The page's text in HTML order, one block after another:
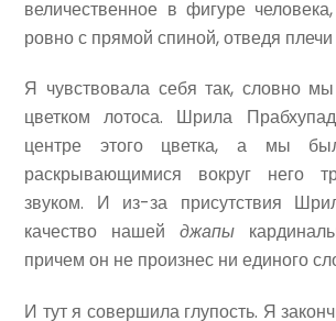
величественное в фигуре
ровно с прямой спиной, отведя
Я чувствовала себя так, словно
цветком лотоса. Шрила
центре этого цветка, а мы
раскрывающимися вокруг него
звуком. И из-за присутствия
качество нашей джапы
причем он не произнес ни единого
И тут я совершила глупость. Я